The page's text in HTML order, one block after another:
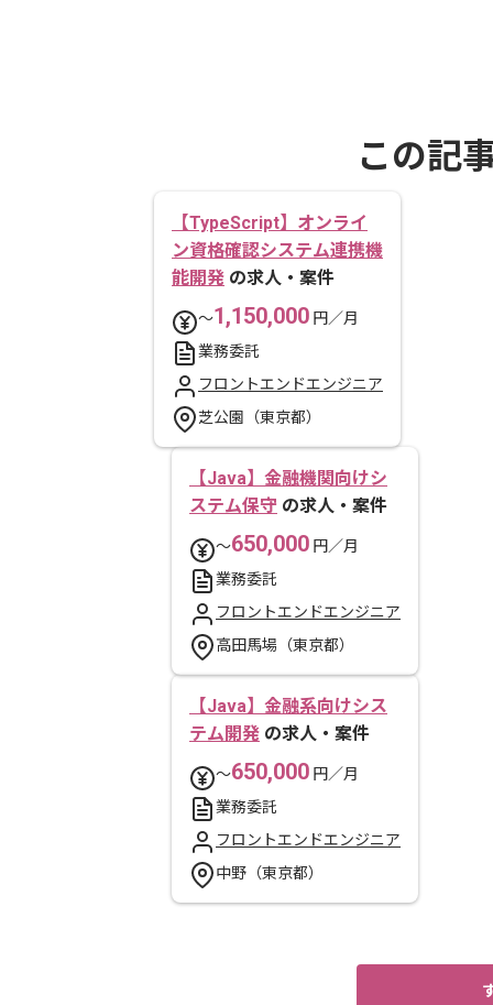
この記
【TypeScript】オンライ
ン資格確認システム連携機
能開発 の求人・案件
〜1,150,000 円／月
業務委託
フロントエンドエンジニア
芝公園（東京都）
【Java】金融機関向けシ
ステム保守 の求人・案件
〜650,000 円／月
業務委託
フロントエンドエンジニア
高田馬場（東京都）
【Java】金融系向けシス
テム開発 の求人・案件
〜650,000 円／月
業務委託
フロントエンドエンジニア
中野（東京都）